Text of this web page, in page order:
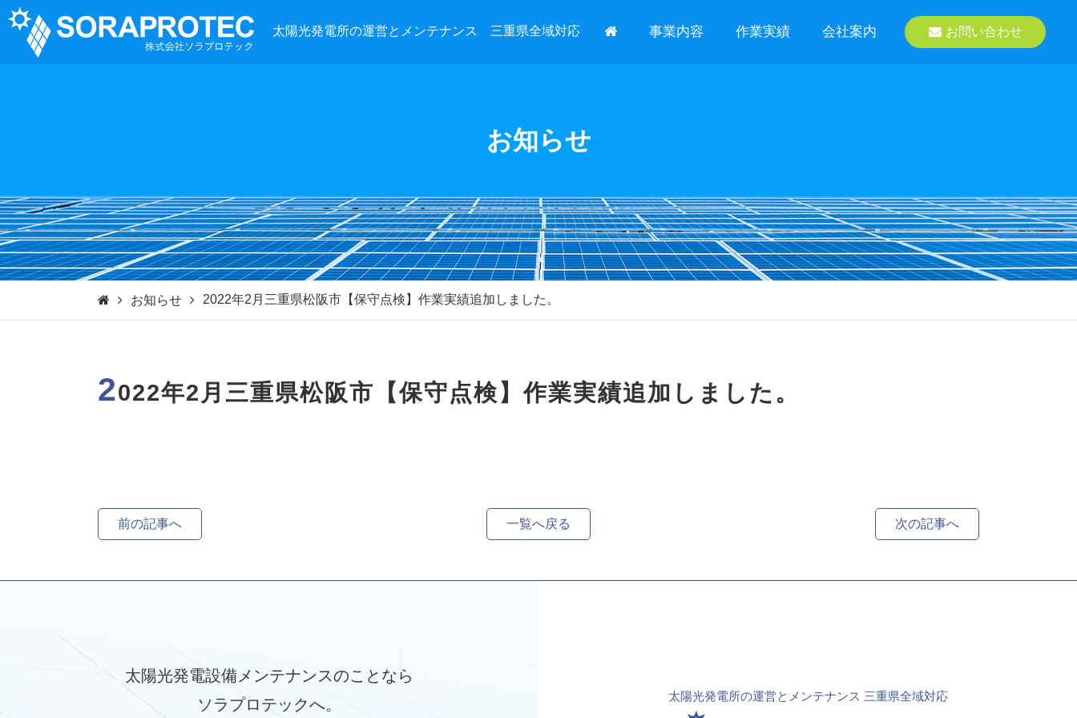
太陽光発電所の運営とメンテナンス 三重県全域対応 事業内容 作業実績 会社案内 お問い合わせ
お知らせ
お知らせ 2022年2月三重県松阪市【保守点検】作業実績追加しました。
2022年2月三重県松阪市【保守点検】作業実績追加しました。
前の記事へ 一覧へ戻る 次の記事へ
太陽光発電設備メンテナンスのことなら
ソラプロテックへ。
太陽光発電所の運営とメンテナンス 三重県全域対応